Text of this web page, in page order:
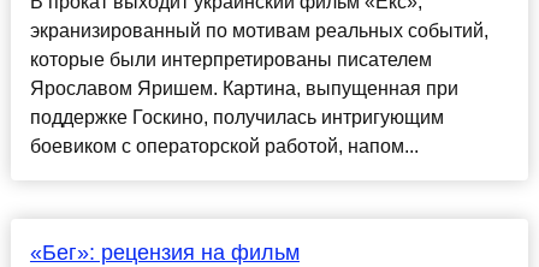
экранизированный по мотивам реальных событий,
которые были интерпретированы писателем
Ярославом Яришем. Картина, выпущенная при
поддержке Госкино, получилась интригующим
боевиком с операторской работой, напом...
«Бег»: рецензия на фильм